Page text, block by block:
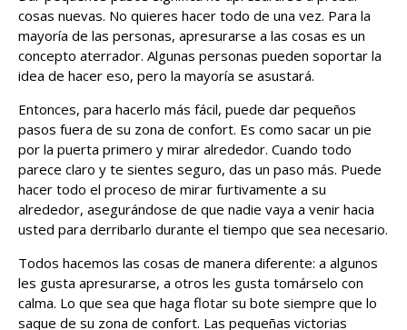
cosas nuevas. No quieres hacer todo de una vez. Para la
mayoría de las personas, apresurarse a las cosas es un
concepto aterrador. Algunas personas pueden soportar la
idea de hacer eso, pero la mayoría se asustará.
Entonces, para hacerlo más fácil, puede dar pequeños
pasos fuera de su zona de confort. Es como sacar un pie
por la puerta primero y mirar alrededor. Cuando todo
parece claro y te sientes seguro, das un paso más. Puede
hacer todo el proceso de mirar furtivamente a su
alrededor, asegurándose de que nadie vaya a venir hacia
usted para derribarlo durante el tiempo que sea necesario.
Todos hacemos las cosas de manera diferente: a algunos
les gusta apresurarse, a otros les gusta tomárselo con
calma. Lo que sea que haga flotar su bote siempre que lo
saque de su zona de confort. Las pequeñas victorias